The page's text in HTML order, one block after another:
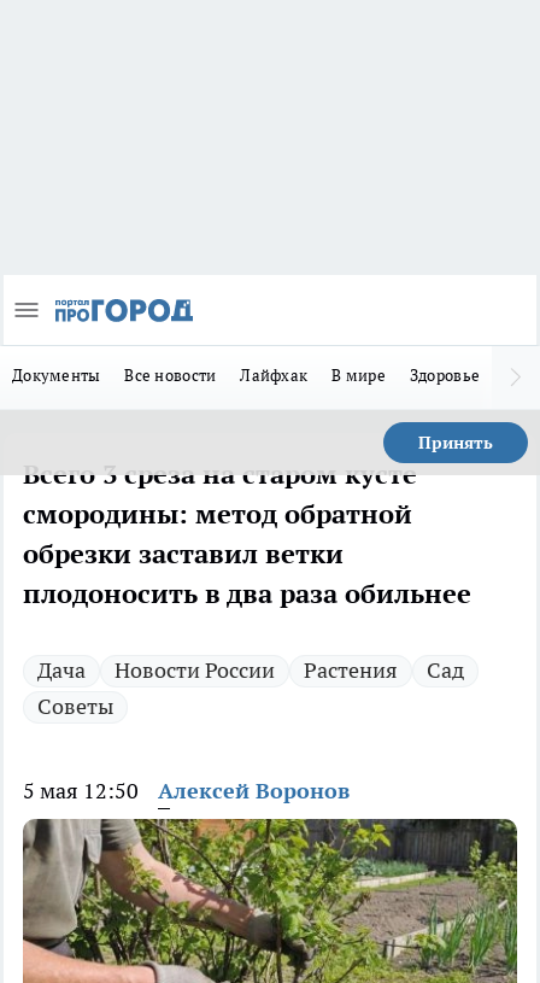
Документы Все новости Лайфхак В мире Здоровье
Принять
Всего 3 среза на старом кусте
смородины: метод обратной
обрезки заставил ветки
плодоносить в два раза обильнее
Дача Новости России Растения
Сад
Советы
5 мая 12:50 Алексей Воронов